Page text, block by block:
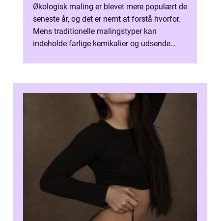
Økologisk maling er blevet mere populært de
seneste år, og det er nemt at forstå hvorfor.
Mens traditionelle malingstyper kan
indeholde farlige kemikalier og udsende